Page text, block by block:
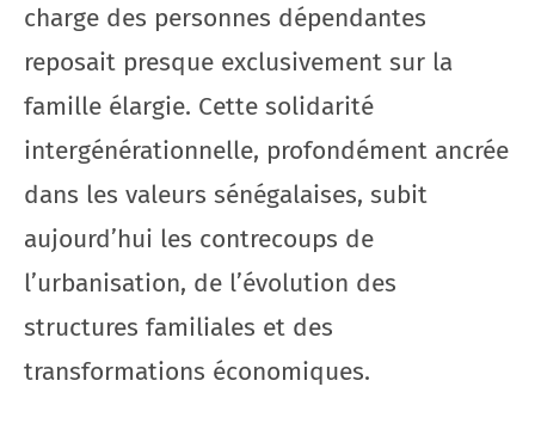
charge des personnes dépendantes
reposait presque exclusivement sur la
famille élargie. Cette solidarité
intergénérationnelle, profondément ancrée
dans les valeurs sénégalaises, subit
aujourd’hui les contrecoups de
l’urbanisation, de l’évolution des
structures familiales et des
transformations économiques.